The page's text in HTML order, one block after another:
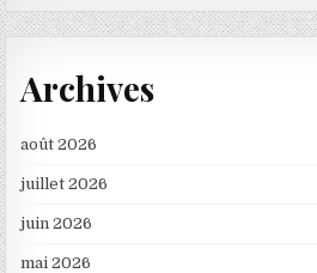
Archives
août 2026
juillet 2026
juin 2026
mai 2026